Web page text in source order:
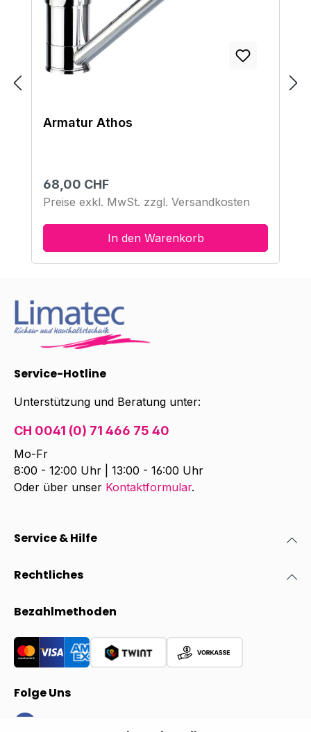
Armatur Athos
Regulärer Preis:
68,00 CHF
Preise exkl. MwSt. zzgl. Versandkosten
In den Warenkorb
Service-Hotline
Unterstützung und Beratung unter:
CH 0041 (0) 71 466 75 40
Mo-Fr
8:00 - 12:00 Uhr | 13:00 - 16:00 Uhr
Oder über unser Kontaktformular.
Service & Hilfe
Rechtliches
Bezahlmethoden
Folge Uns